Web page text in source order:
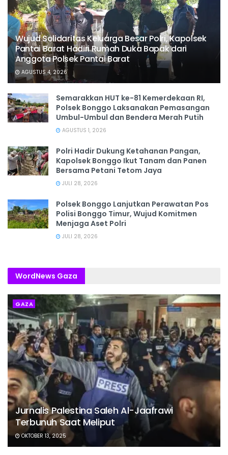
Wujud Solidaritas Keluarga Besar Polri, Kapolsek
Pantai Barat Hadiri Rumah Duka Bapak dari
Anggota Polsek Pantai Barat
AGUSTUS 4, 2026
Semarakkan HUT ke-81 Kemerdekaan RI,
Polsek Bonggo Laksanakan Pemasangan
Umbul-Umbul dan Bendera Merah Putih
AGUSTUS 1, 2026
Polri Hadir Dukung Ketahanan Pangan,
Kapolsek Bonggo Ikut Tanam dan Panen
Bersama Petani Tetom Jaya
JULI 28, 2026
Polsek Bonggo Lanjutkan Perawatan Pos
Polisi Bonggo Timur, Wujud Komitmen
Menjaga Aset Polri
JULI 28, 2026
WordNews Gaza
GAZA
Jurnalis Palestina Saleh Al-Jaafrawi
Terbunuh Saat Meliput
OKTOBER 13, 2025